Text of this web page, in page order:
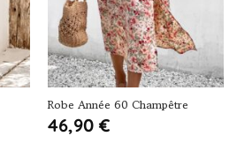
Robe Année 60 Champêtre
46,90 €